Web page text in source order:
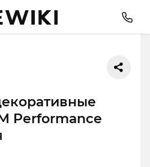
Performance